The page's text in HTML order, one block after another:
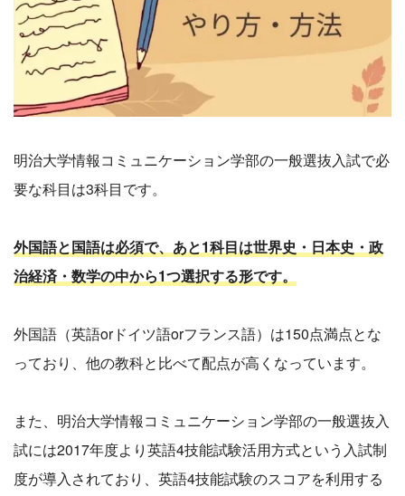
明治大学情報コミュニケーション学部の一般選抜入試で必
要な科目は3科目です。
外国語と国語は必須で、あと1科目は世界史・日本史・政
治経済・数学の中から1つ選択する形です。
外国語（英語orドイツ語orフランス語）は150点満点とな
っており、他の教科と比べて配点が高くなっています。
また、明治大学情報コミュニケーション学部の一般選抜入
試には2017年度より英語4技能試験活用方式という入試制
度が導入されており、英語4技能試験のスコアを利用する